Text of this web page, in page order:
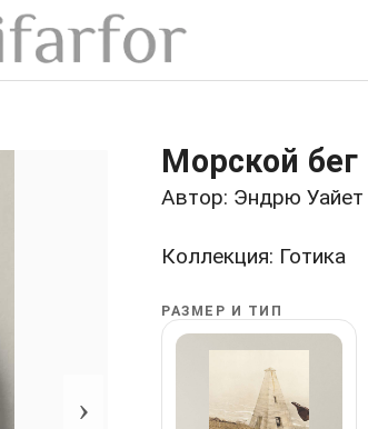
›
Морской
Автор: Эндрю Уайет
Коллекция: Готика
РАЗМЕР И ТИП